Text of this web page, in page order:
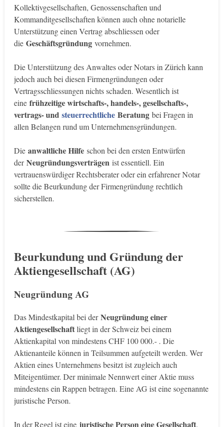
Kollektivgesellschaften, Genossenschaften und
Kommanditgesellschaften können auch ohne notarielle
Unterstützung einen Vertrag abschliessen oder
die Geschäftsgründung vornehmen.
Die Unterstützung des Anwaltes oder Notars in Zürich kann
jedoch auch bei diesen Firmengründungen oder
Vertragsschliessungen nichts schaden. Wesentlich ist
eine frühzeitige wirtschafts-, handels-, gesellschafts-,
vertrags- und steuerrechtliche Beratungbei Fragen in
allen Belangen rund um Unternehmensgründungen.
Die anwaltliche Hilfeschon bei den ersten Entwürfen
derNeugründungsverträgenist essentiell. Ein
vertrauenswürdiger Rechtsberater oder ein erfahrener Notar
sollte die Beurkundung der Firmengründung rechtlich
sicherstellen.
Beurkundung und Gründung der
Aktiengesellschaft (AG)
Neugründung AG
Das Mindestkapital bei derNeugründung einer
Aktiengesellschaftliegt in der Schweiz bei einem
Aktienkapital von mindestens CHF 100 000.- . Die
Aktienanteile können in Teilsummen aufgeteilt werden. Wer
Aktien eines Unternehmens besitzt ist zugleich auch
Miteigentümer. Der minimale Nennwert einer Aktie muss
mindestens ein Rappen betragen. Eine AG ist eine sogenannte
juristische Person.
In der Regel ist eine juristische Person eine Gesellschaft.